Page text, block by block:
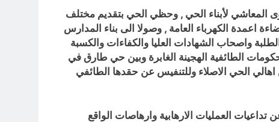
المعاشي لأبناء الحي , وحظي الحي بتقديم مختلف
اعمدة الكهرباء العامة , وصولا الى بناء المدارس
واصحاب الشهادات العليا والكفاءات والكسبة
الطائفية الهجينة الغابرة وبين حي طارق في
الحي الاصلاء وللتنفيس عن حقدها الطائفي
العمليات الارهابية وارهاصات الواقع